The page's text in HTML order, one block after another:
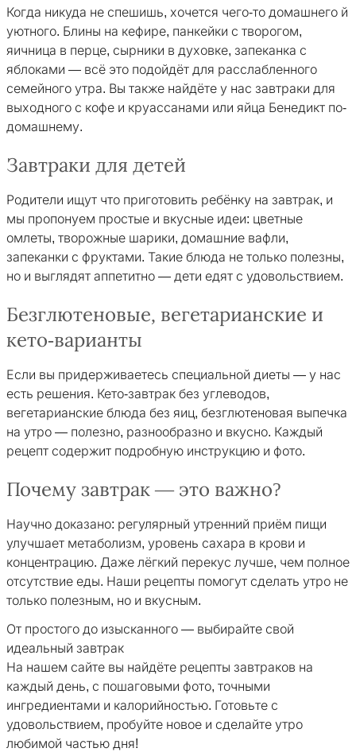
Когда никуда не спешишь, хочется чего-то домашнего й
уютного. Блины на кефире, панкейки с творогом,
яичница в перце, сырники в духовке, запеканка с
яблоками — всё это подойдёт для расслабленного
семейного утра. Вы также найдёте у нас завтраки для
выходного с кофе и круассанами или яйца Бенедикт по-
домашнему.
Завтраки для детей
Родители ищут что приготовить ребёнку на завтрак, и
мы пропонуем простые и вкусные идеи: цветные
омлеты, творожные шарики, домашние вафли,
запеканки с фруктами. Такие блюда не только полезны,
но и выглядят аппетитно — дети едят с удовольствием.
Безглютеновые, вегетарианские и
кето-варианты
Если вы придерживаетесь специальной диеты — у нас
есть решения. Кето-завтрак без углеводов,
вегетарианские блюда без яиц, безглютеновая выпечка
на утро — полезно, разнообразно и вкусно. Каждый
рецепт содержит подробную инструкцию и фото.
Почему завтрак — это важно?
Научно доказано: регулярный утренний приём пищи
улучшает метаболизм, уровень сахара в крови и
концентрацию. Даже лёгкий перекус лучше, чем полное
отсутствие еды. Наши рецепты помогут сделать утро не
только полезным, но и вкусным.
От простого до изысканного — выбирайте свой
идеальный завтрак
На нашем сайте вы найдёте рецепты завтраков на
каждый день, с пошаговыми фото, точными
ингредиентами и калорийностью. Готовьте с
удовольствием, пробуйте новое и сделайте утро
любимой частью дня!